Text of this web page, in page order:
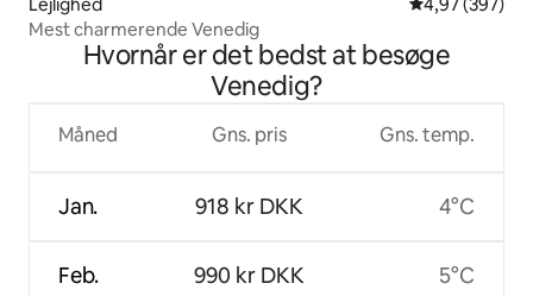
Mest charmerende Venedig
Hvornår er det bedst at besøge
Venedig?
Måned
Jan.
Feb.
Gns. pris
918 kr DKK
990 kr DKK
Gns. temp.
4°C
5°C